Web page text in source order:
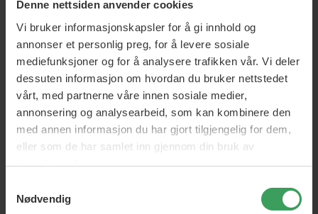
Denne nettsiden anvender cookies
Vi bruker informasjonskapsler for å gi innhold og
annonser et personlig preg, for å levere sosiale
mediefunksjoner og for å analysere trafikken vår. Vi deler
dessuten informasjon om hvordan du bruker nettstedet
vårt, med partnerne våre innen sosiale medier,
annonsering og analysearbeid, som kan kombinere den
med annen informasjon du har gjort tilgjengelig for dem,
eller som de har samlet inn gjennom din bruk av
tjenestene deres.
Nødvendig
Bronze Tanning Oil
200 ML
Vejl. Pris kr 158,75
Pris kr 119,50
Legg i handlekurven
Bronze Tanning Oil
200 ML
Vejl. Pris kr 158,75
Pris kr 119,50
Legg i handlekurven